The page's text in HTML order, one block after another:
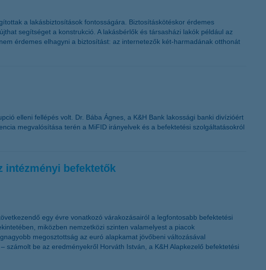
a lakásbiztosítások fontosságára. Biztosításkötéskor érdemes
segítséget a konstrukció. A lakásbérlők és társasházi lakók például az
érdemes elhagyni a biztosítást: az internetezők két-harmadának otthonát
elleni fellépés volt. Dr. Bába Ágnes, a K&H Bank lakossági banki divízióért
megvalósítása terén a MiFID irányelvek és a befektetési szolgáltatásokról
intézményi befektetők
egy évre vonatkozó várakozásairól a legfontosabb befektetési
miközben nemzetközi szinten valamelyest a piacok
megosztottság az euró alapkamat jövőbeni változásával
be az eredményekről Horváth István, a K&H Alapkezelő befektetési